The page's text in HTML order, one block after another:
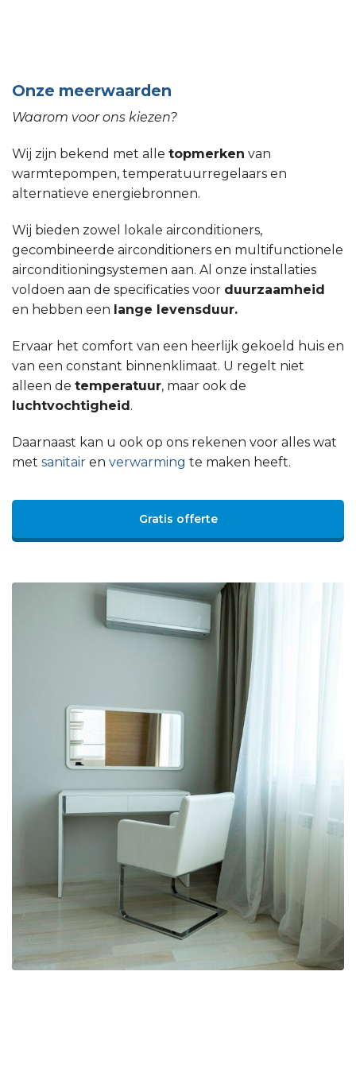
Onze meerwaarden
Waarom voor ons kiezen?
Wij zijn bekend met alle topmerken van
warmtepompen, temperatuurregelaars en
alternatieve energiebronnen.
Wij bieden zowel lokale airconditioners,
gecombineerde airconditioners en multifunctionele
airconditioningsystemen aan. Al onze installaties
voldoen aan de specificaties voor duurzaamheid
en hebben een lange levensduur.
Ervaar het comfort van een heerlijk gekoeld huis en
van een constant binnenklimaat. U regelt niet
alleen de temperatuur, maar ook de
luchtvochtigheid.
Daarnaast kan u ook op ons rekenen voor alles wat
met sanitair en verwarming te maken heeft.
Gratis offerte